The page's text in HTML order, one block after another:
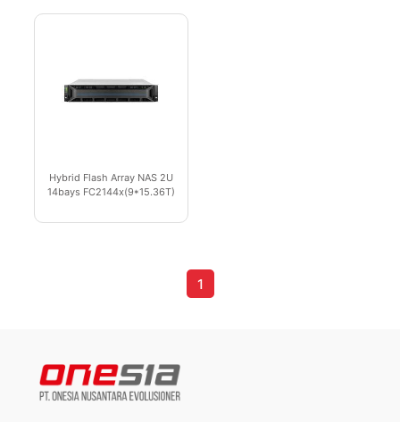
Hybrid Flash Array NAS 2U
14bays FC2144x(9*15.36T)
1